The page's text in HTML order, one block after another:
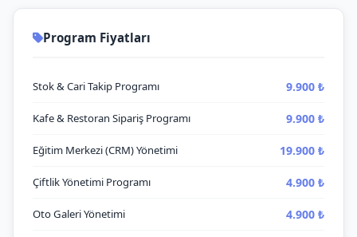
Program Fiyatları
Stok & Cari Takip Programı 9.900 ₺
Kafe & Restoran Sipariş Programı 9.900 ₺
Eğitim Merkezi (CRM) Yönetimi 19.900 ₺
Çiftlik Yönetimi Programı 4.900 ₺
Oto Galeri Yönetimi 4.900 ₺